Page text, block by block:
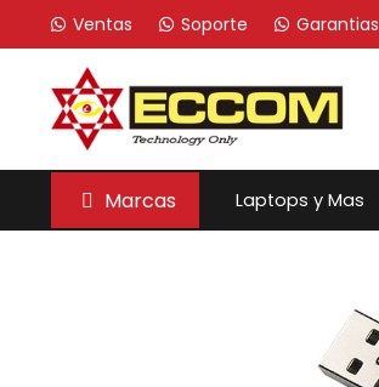
Ventas Soporte Garantias
Marcas Laptops y Mas